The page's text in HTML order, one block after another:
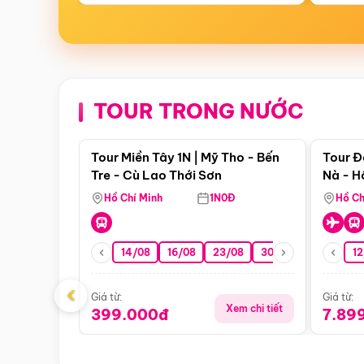
TOUR TRONG NƯỚC
Điểm nổi bật
Tour Miền Tây 1N | Mỹ Tho - Bến
Tre - Cù Lao Thới Sơn
Hồ Chí Minh 1N0Đ
14/08 16/08 23/08 30/08 06/09
Giá từ:
399.000đ Xem chi tiết
Tour
Nà -
Nha
Hồ
Giá từ:
‹